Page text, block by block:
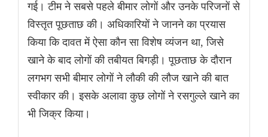
गई। टीम ने सबसे पहले बीमार लोगों और उनके परिजनों से
विस्तृत पूछताछ की। अधिकारियों ने जानने का प्रयास
किया कि दावत में ऐसा कौन सा विशेष व्यंजन था, जिसे
खाने के बाद लोगों की तबीयत बिगड़ी। पूछताछ के दौरान
लगभग सभी बीमार लोगों ने लौकी की लौज खाने की बात
स्वीकार की। इसके अलावा कुछ लोगों ने रसगुल्ले खाने का
भी जिक्र किया।